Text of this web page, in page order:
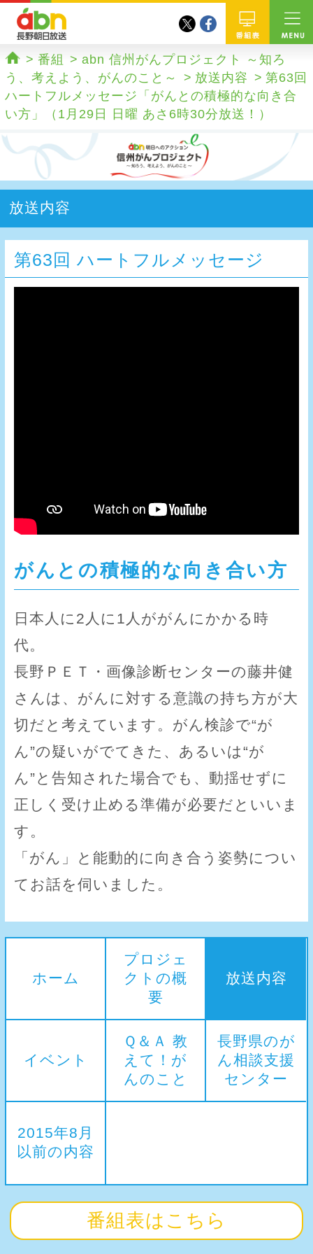
abn 長野朝日放送 番組
twitterfacebook
ホーム
番組
abn 信州がんプロジェクト ～知ろ
う、考えよう、がんのこと～
放送内容
第63回
ハートフルメッセージ「がんとの積極的な向き合
い方」（1月29日 日曜 あさ6時30分放送！）
放送内容
第63回 ハートフルメッセージ
がんとの積極的な向き合い方
日本人に2人に1人ががんにかかる時
代。
長野ＰＥＴ・画像診断センターの藤井健
さんは、がんに対する意識の持ち方が大
切だと考えています。がん検診で“が
ん”の疑いがでてきた、あるいは“が
ん”と告知された場合でも、動揺せずに
正しく受け止める準備が必要だといいま
す。
「がん」と能動的に向き合う姿勢につい
てお話を伺いました。
ホーム
プロジェ
クトの概
要
放送内容
イベント
Ｑ＆Ａ 教
えて！が
んのこと
長野県のが
ん相談支援
センター
2015年8月
以前の内容
番組表はこちら